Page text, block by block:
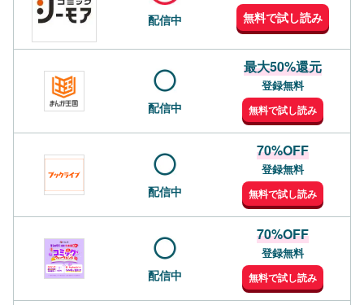
配信中
無料で試し読み
配信中
最大50%還元
登録無料
無料で試し読み
配信中
70%OFF
登録無料
無料で試し読み
配信中
70%OFF
登録無料
無料で試し読み